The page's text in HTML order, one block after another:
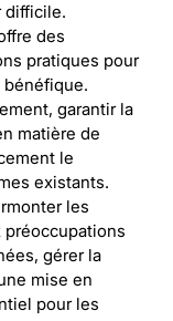
difficile.
des
pratiques pour
garantir la
matière de
le
existants.
les
gérer la
mise en
pour les